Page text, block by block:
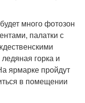
много фотозон
палатки с
горка и
ярмарке пройдут
в помещении